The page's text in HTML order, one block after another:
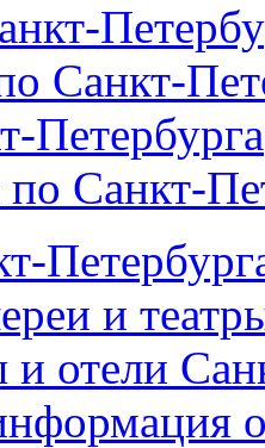
Санкт-
Петербурга
Санкт-
и
отели